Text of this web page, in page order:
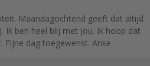
Maandagochtend geeft dat altijd
Ik ben heel blij met jou. Ik hoop dat
Fijne dag toegewenst. Anke